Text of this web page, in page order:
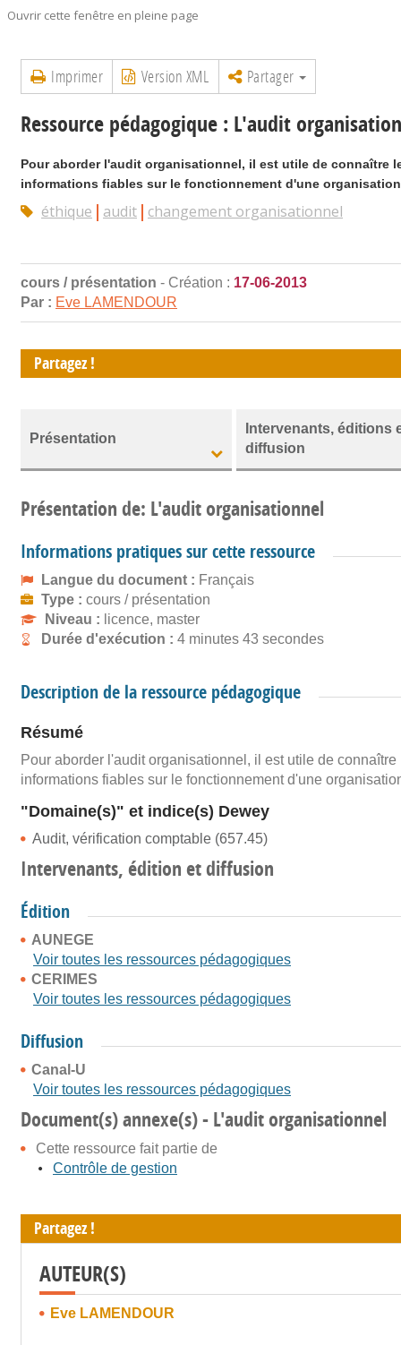
Ouvrir cette fenêtre en pleine page
Imprimer Version XML Partager
Ressource pédagogique : L'audit
Pour aborder l'audit organisationnel, il est utile de connaître
informations fiables sur le fonctionnement d'une
éthique audit changement organisationnel
cours / présentation - Création : 17-06-2013
Par : Eve LAMENDOUR
Partagez !
Présentation
Intervenants, éditions
diffusion
Présentation de: L'audit organisationnel
Informations pratiques sur cette ressource
Langue du document : Français
Type : cours / présentation
Niveau : licence, master
Durée d'exécution : 4 minutes 43 secondes
Description de la ressource pédagogique
Résumé
Pour aborder l'audit organisationnel, il est utile de
informations fiables sur le fonctionnement d'une
"Domaine(s)" et indice(s) Dewey
Audit, vérification comptable (657.45)
Intervenants, édition et diffusion
Édition
AUNEGE
Voir toutes les ressources pédagogiques
CERIMES
Voir toutes les ressources pédagogiques
Diffusion
Canal-U
Voir toutes les ressources pédagogiques
Document(s) annexe(s) - L'audit organisationnel
Cette ressource fait partie de
Contrôle de gestion
Partagez !
AUTEUR(S)
Eve LAMENDOUR